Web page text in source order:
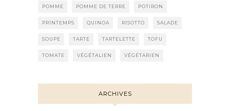
POMME POMME DE TERRE POTIRON
PRINTEMPS QUINOA RISOTTO SALADE
SOUPE TARTE TARTELETTE TOFU
TOMATE VÉGÉTALIEN VÉGÉTARIEN
ARCHIVES